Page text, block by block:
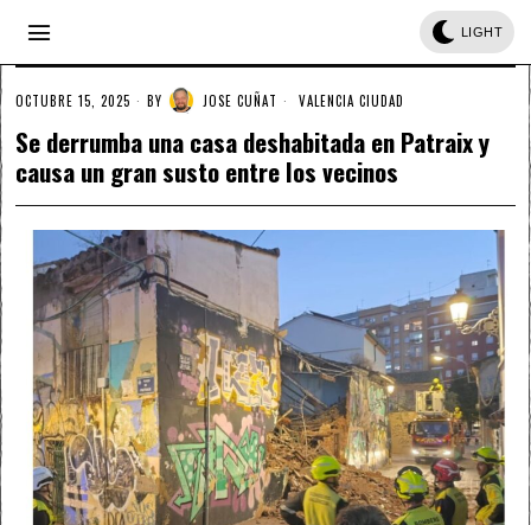
LIGHT
OCTUBRE 15, 2025 BY JOSE CUÑAT VALENCIA CIUDAD
Se derrumba una casa deshabitada en Patraix y
causa un gran susto entre los vecinos